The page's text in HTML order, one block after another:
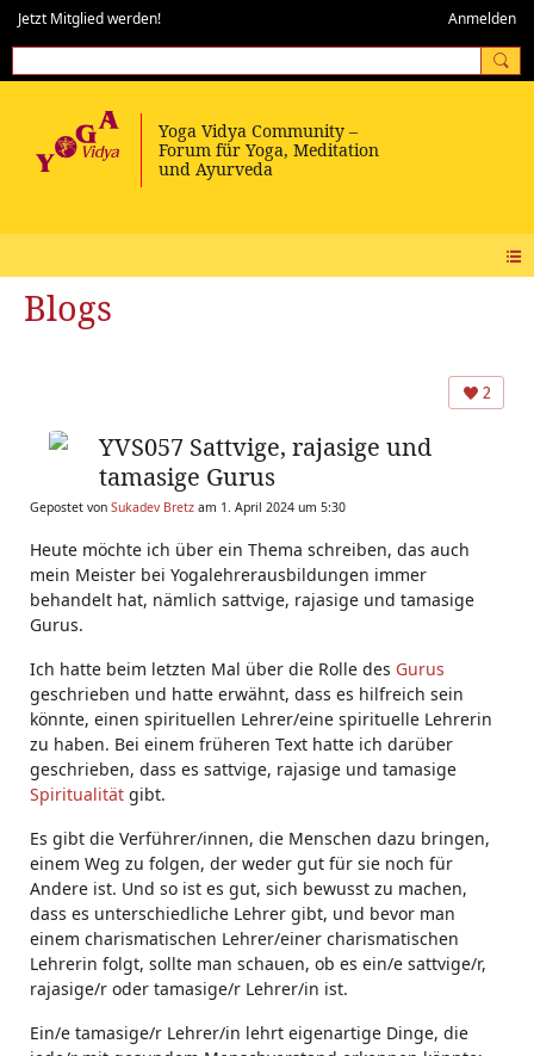
Jetzt Mitglied werden! Anmelden
Blogs
2
YVS057 Sattvige, rajasige und
tamasige Gurus
Gepostet von Sukadev Bretz am 1. April 2024 um 5:30
Heute möchte ich über ein Thema schreiben, das auch
mein Meister bei Yogalehrerausbildungen immer
behandelt hat, nämlich sattvige, rajasige und tamasige
Gurus.
Ich hatte beim letzten Mal über die Rolle des Gurus
geschrieben und hatte erwähnt, dass es hilfreich sein
könnte, einen spirituellen Lehrer/eine spirituelle Lehrerin
zu haben. Bei einem früheren Text hatte ich darüber
geschrieben, dass es sattvige, rajasige und tamasige
Spiritualität gibt.
Es gibt die Verführer/innen, die Menschen dazu bringen,
einem Weg zu folgen, der weder gut für sie noch für
Andere ist. Und so ist es gut, sich bewusst zu machen,
dass es unterschiedliche Lehrer gibt, und bevor man
einem charismatischen Lehrer/einer charismatischen
Lehrerin folgt, sollte man schauen, ob es ein/e sattvige/r,
rajasige/r oder tamasige/r Lehrer/in ist.
Ein/e tamasige/r Lehrer/in lehrt eigenartige Dinge, die